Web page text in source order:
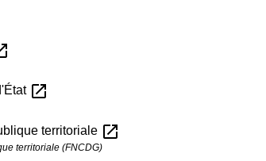
open_in_new
territoriale open_in_new
territoriale (FNCDG)